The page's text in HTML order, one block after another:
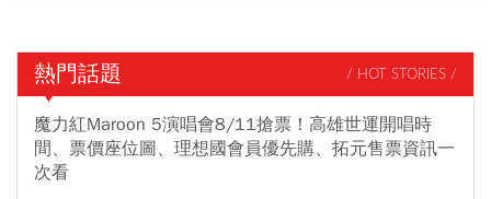
熱門話題 / HOT STORIES /
魔力紅Maroon 5演唱會8/11搶票！高雄世運開唱時
間、票價座位圖、理想國會員優先購、拓元售票資訊一
次看